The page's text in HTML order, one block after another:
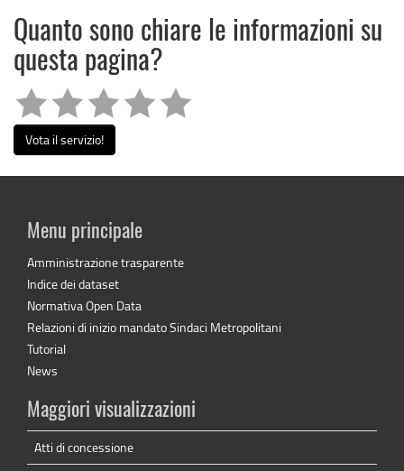
Quanto sono chiare le informazioni su
questa pagina?
Vota il servizio!
Menu principale
Amministrazione trasparente
Indice dei dataset
Normativa Open Data
Relazioni di inizio mandato Sindaci Metropolitani
Tutorial
News
Maggiori visualizzazioni
Atti di concessione